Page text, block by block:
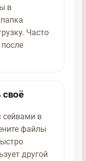
в
Часто
своё
сейвами в
файлы
другой